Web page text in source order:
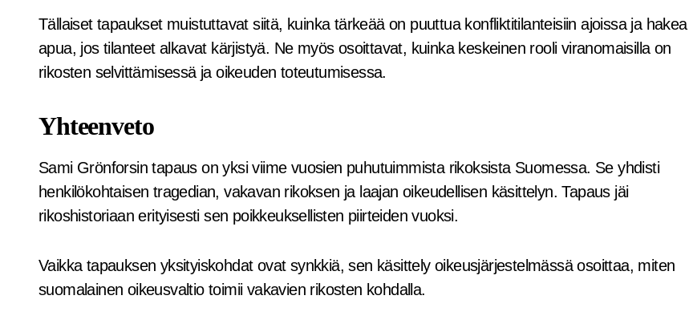
Tällaiset tapaukset muistuttavat siitä, kuinka tärkeää on puuttua konfliktitilanteisiin ajoissa ja hakea
apua, jos tilanteet alkavat kärjistyä. Ne myös osoittavat, kuinka keskeinen rooli viranomaisilla on
rikosten selvittämisessä ja oikeuden toteutumisessa.
Yhteenveto
Sami Grönforsin tapaus on yksi viime vuosien puhutuimmista rikoksista Suomessa. Se yhdisti
henkilökohtaisen tragedian, vakavan rikoksen ja laajan oikeudellisen käsittelyn. Tapaus jäi
rikoshistoriaan erityisesti sen poikkeuksellisten piirteiden vuoksi.
Vaikka tapauksen yksityiskohdat ovat synkkiä, sen käsittely oikeusjärjestelmässä osoittaa, miten
suomalainen oikeusvaltio toimii vakavien rikosten kohdalla.